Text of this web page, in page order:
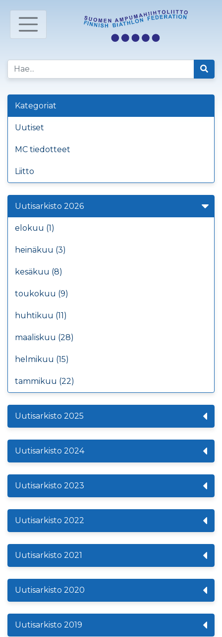
Kategoriat
Uutiset
MC tiedotteet
Liitto
Uutisarkisto 2026
elokuu (1)
heinäkuu (3)
kesäkuu (8)
toukokuu (9)
huhtikuu (11)
maaliskuu (28)
helmikuu (15)
tammikuu (22)
Uutisarkisto 2025
Uutisarkisto 2024
Uutisarkisto 2023
Uutisarkisto 2022
Uutisarkisto 2021
Uutisarkisto 2020
Uutisarkisto 2019